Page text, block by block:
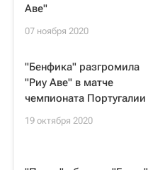
Аве"
07 ноября 2020
"Бенфика" разгромила
"Риу Аве" в матче
чемпионата Португалии
19 октября 2020